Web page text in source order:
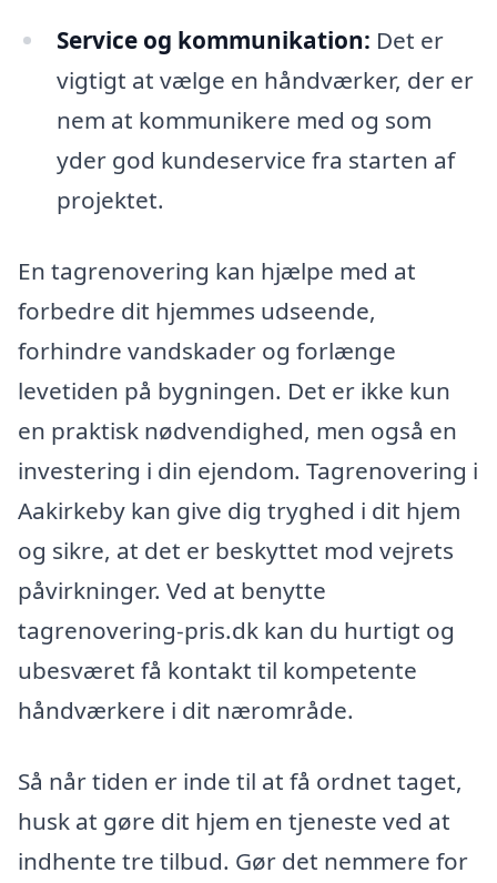
Service og kommunikation: Det er
vigtigt at vælge en håndværker, der er
nem at kommunikere med og som
yder god kundeservice fra starten af
projektet.
En tagrenovering kan hjælpe med at
forbedre dit hjemmes udseende,
forhindre vandskader og forlænge
levetiden på bygningen. Det er ikke kun
en praktisk nødvendighed, men også en
investering i din ejendom. Tagrenovering i
Aakirkeby kan give dig tryghed i dit hjem
og sikre, at det er beskyttet mod vejrets
påvirkninger. Ved at benytte
tagrenovering-pris.dk kan du hurtigt og
ubesværet få kontakt til kompetente
håndværkere i dit nærområde.
Så når tiden er inde til at få ordnet taget,
husk at gøre dit hjem en tjeneste ved at
indhente tre tilbud. Gør det nemmere for